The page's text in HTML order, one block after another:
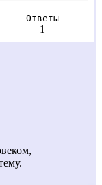
Ответы
1